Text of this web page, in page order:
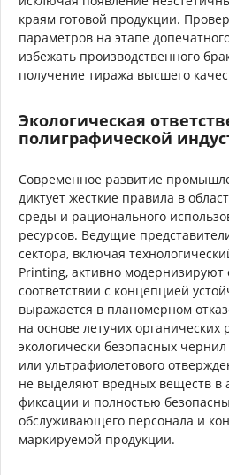
краям готовой продукции.
параметров на этапе
избежать производственного
получение тиража высшего
Экологическая
полиграфической
Современное развитие
диктует жесткие правила в
среды и рационального
ресурсов. Ведущие
сектора, включая
Printing, активно
соответствии с концепцией
выражается в планомерном
на основе летучих органических
экологически безопасных
или ультрафиолетового
не выделяют вредных веществ в
фиксации и полностью
обслуживающего персонала и
маркируемой продукции.